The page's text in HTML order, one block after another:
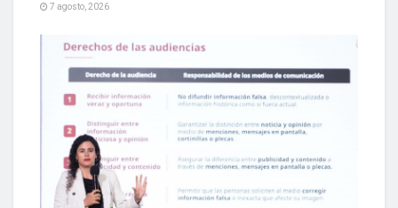
7 agosto, 2026